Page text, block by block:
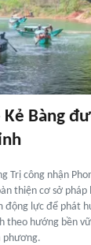
Kẻ Bàng
Trị công nhận
thiện cơ sở
động lực để phát
theo hướng bền
phương.